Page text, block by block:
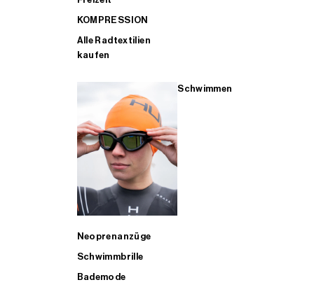
KOMPRESSION
Alle Radtextilien
kaufen
Schwimmen
Neoprenanzüge
Schwimmbrille
Bademode